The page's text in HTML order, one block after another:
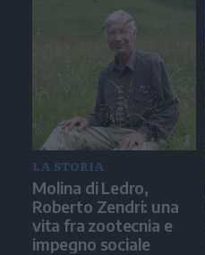
LA STORIA
Molina di Ledro,
Roberto Zendri: una
vita fra zootecnia e
impegno sociale